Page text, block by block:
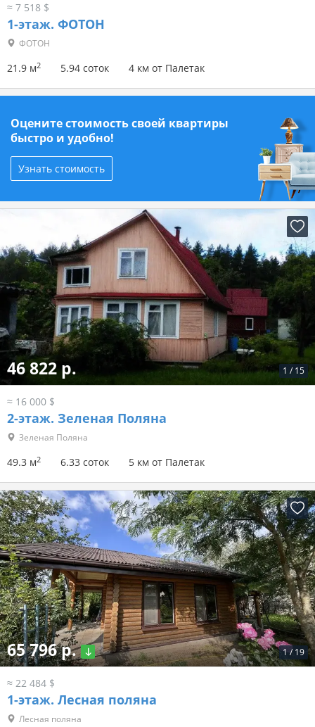
≈ 7 518 $
1-этаж. ФОТОН
ФОТОН
21.9 м2 5.94 соток 4 км от Палетак
Оцените стоимость своей квартиры
быстро и удобно!
Узнать стоимость
1 / 15
46 822 р.
≈ 16 000 $
2-этаж. Зеленая Поляна
Зеленая Поляна
49.3 м2 6.33 соток 5 км от Палетак
1/ 19
65 796 р.
≈ 22 484 $
1-этаж. Лесная поляна
Лесная поляна